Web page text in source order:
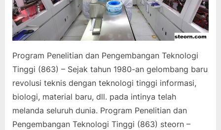
Program Penelitian dan Pengembangan Teknologi
Tinggi (863) – Sejak tahun 1980-an gelombang baru
revolusi teknis dengan teknologi tinggi informasi,
biologi, material baru, dll. pada intinya telah
melanda seluruh dunia. Program Penelitian dan
Pengembangan Teknologi Tinggi (863) steorn –